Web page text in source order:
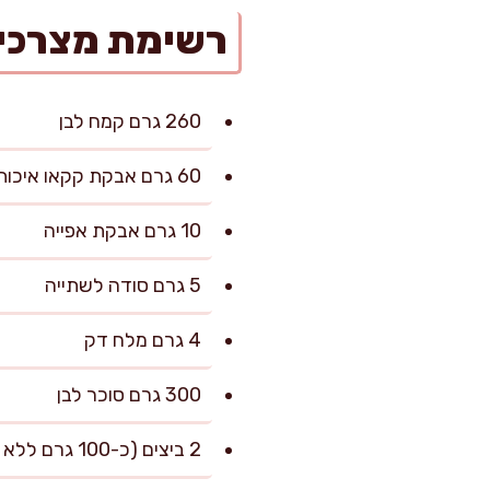
רשימת
260 גרם קמח לבן
60 גרם אבקת קקאו איכותית
10 גרם אבקת אפייה
5 גרם סודה לשתייה
4 גרם מלח דק
300 גרם סוכר לבן
2 ביצים (כ-100 גרם ללא קליפה)